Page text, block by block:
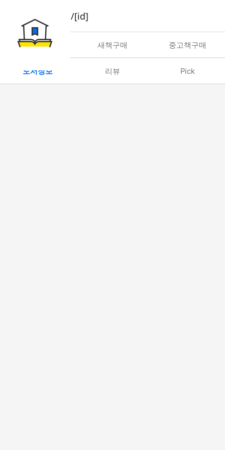
book/rent/[id]
대여 새책구매 중고책구매
도서정보 리뷰 Pick